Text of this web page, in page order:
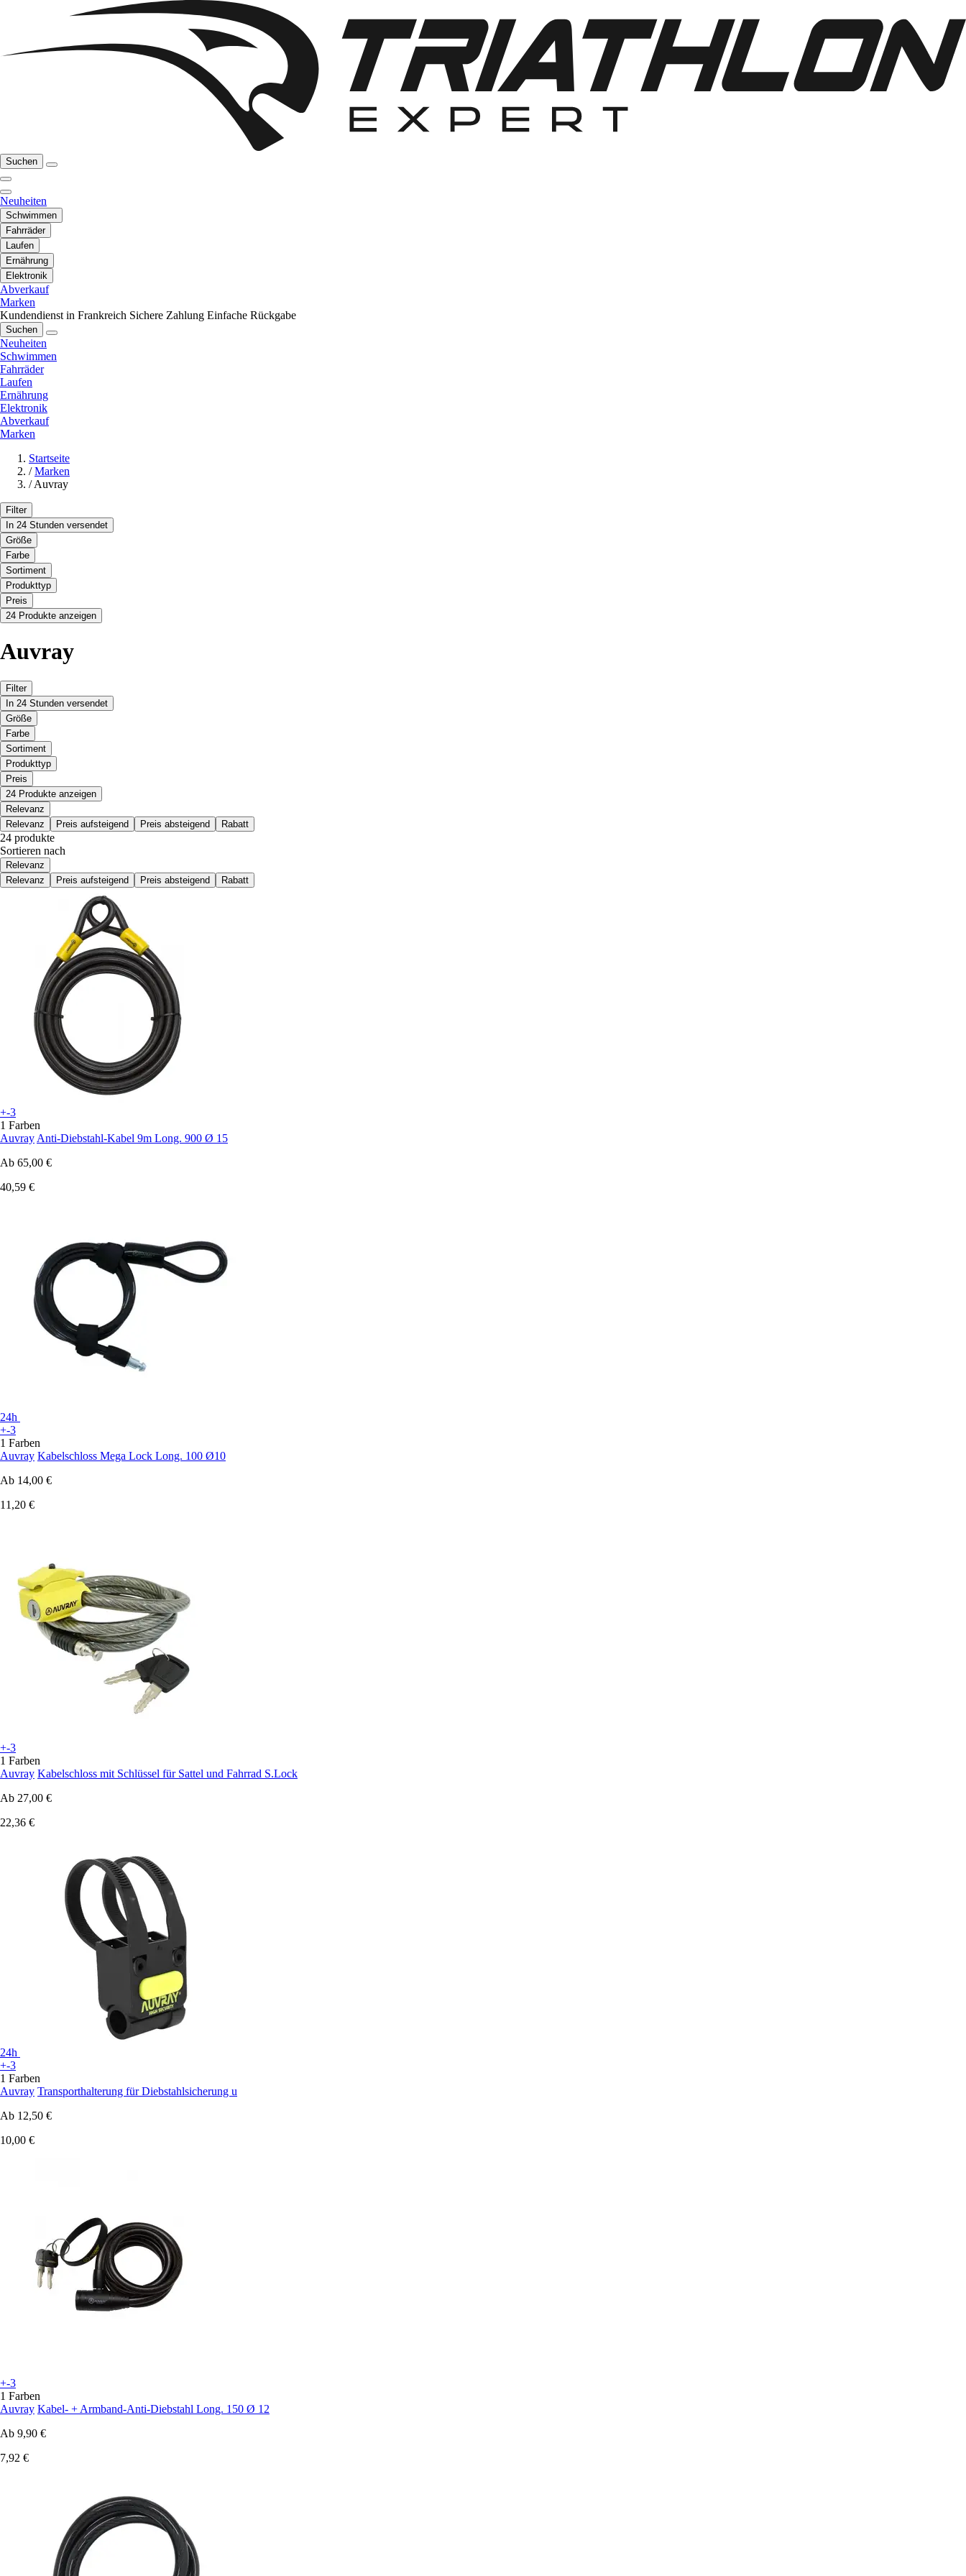
Suchen
Neuheiten
Schwimmen
Fahrräder
Laufen
Ernährung
Elektronik
Abverkauf
Marken
Kundendienst in Frankreich Sichere Zahlung Einfache Rückgabe
Suchen
Neuheiten
Schwimmen
Fahrräder
Laufen
Ernährung
Elektronik
Abverkauf
Marken
Startseite
/ Marken
/ Auvray
Filter
In 24 Stunden versendet
Größe
Farbe
Sortiment
Produkttyp
Preis
24 Produkte anzeigen
Auvray
Filter
In 24 Stunden versendet
Größe
Farbe
Sortiment
Produkttyp
Preis
24 Produkte anzeigen
Relevanz
Relevanz
Preis aufsteigend Preis absteigend Rabatt
24 produkte
Sortieren nach
Relevanz
Relevanz
Preis aufsteigend Preis absteigend Rabatt
+-3
1 Farben
Auvray Anti-Diebstahl-Kabel 9m Long. 900 Ø 15
Ab 65,00 €
40,59 €
24h
+-3
1 Farben
Auvray Kabelschloss Mega Lock Long. 100 Ø10
Ab 14,00 €
11,20 €
+-3
1 Farben
Auvray Kabelschloss mit Schlüssel für Sattel und Fahrrad S.Lock
Ab 27,00 €
22,36 €
24h
+-3
1 Farben
Auvray Transporthalterung für Diebstahlsicherung u
Ab 12,50 €
10,00 €
+-3
1 Farben
Auvray Kabel- + Armband-Anti-Diebstahl Long. 150 Ø 12
Ab 9,90 €
7,92 €